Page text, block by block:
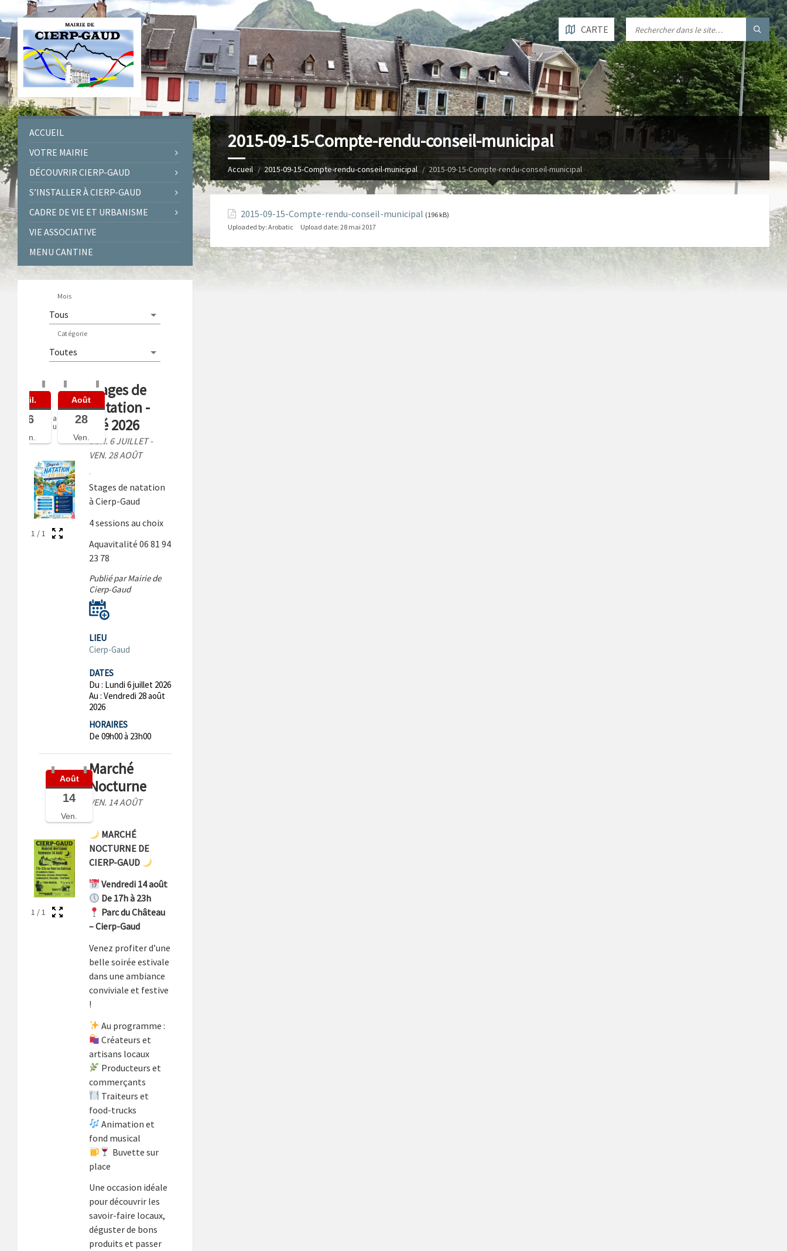
CARTE
2015-09-15-Compte-rendu-conseil-municipal
Accueil 2015-09-15-Compte-rendu-conseil-municipal 2015-09-15-Compte-rendu-conseil-municipal
2015-09-15-Compte-rendu-conseil-municipal (196 kB)
Uploaded by: Arobatic Upload date: 28 mai 2017
ACCUEIL
VOTRE MAIRIE
DÉCOUVRIR CIERP-GAUD
S’INSTALLER À CIERP-GAUD
CADRE DE VIE ET URBANISME
VIE ASSOCIATIVE
MENU CANTINE
Mois
Catégorie
Juil.
06
Lun.
a
u
Août
28
Ven.
1 /1
Stages de
Natation -
Été 2026
LUN. 6 JUILLET -
VEN. 28 AOÛT
Stages de natation
à Cierp-Gaud
4 sessions au choix
Aquavitalité 06 81 94
23 78
Publié par Mairie de
Cierp-Gaud
LIEU
Cierp-Gaud
DATES
Du : Lundi 6 juillet 2026
Au :Vendredi 28 août
2026
HORAIRES
De 09h00 à 23h00
Août
14
Ven.
1 /1
Marché
Nocturne
VEN. 14 AOÛT
MARCHÉ
NOCTURNE DE
CIERP-GAUD
Vendredi 14 août
De 17h à 23h
Parc du Château
– Cierp-Gaud
Venez profiter d’une
belle soirée estivale
dans une ambiance
conviviale et festive
!
Au programme :
Créateurs et
artisans locaux
Producteurs et
commerçants
Traiteurs et
food-trucks
Animation et
fond musical
Buvette sur
place
Une occasion idéale
pour découvrir les
savoir-faire locaux,
déguster de bons
produits et passer